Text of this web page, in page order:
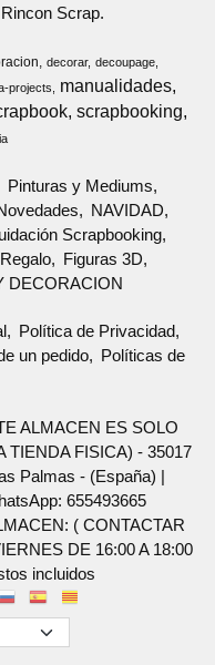
Scrap.
decorar
decoupage
projects manualidades
scrapbooking
Pinturas y Mediums
NAVIDAD
Scrapbooking
Figuras 3D
DECORACION
Política de Privacidad
un pedido
Políticas de
ALMACEN ES SOLO
TIENDA FISICA) - 35017
Palmas - (España) |
655493665
( CONTACTAR
DE 16:00 A 18:00
incluidos